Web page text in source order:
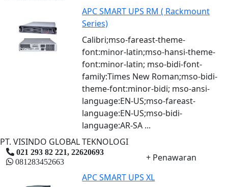
APC SMART UPS RM ( Rackmount
Series)
Calibri;mso-fareast-theme-
font:minor-latin;mso-hansi-theme-
font:minor-latin; mso-bidi-font-
family:Times New Roman;mso-bidi-
theme-font:minor-bidi; mso-ansi-
language:EN-US;mso-fareast-
language:EN-US;mso-bidi-
language:AR-SA ...
PT. VISINDO GLOBAL TEKNOLOGI
021 293 82 221, 22620693
081283452663
+ Penawaran
APC SMART UPS XL